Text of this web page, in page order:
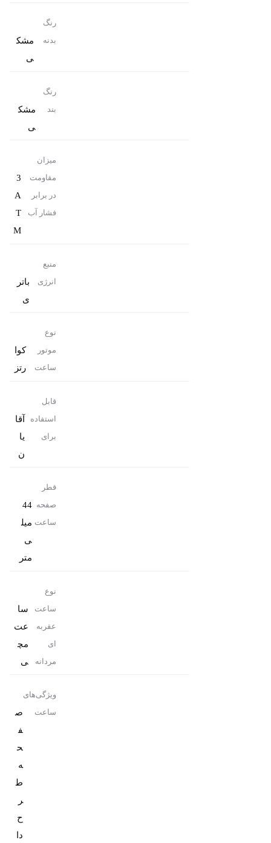
رنگ
بدنه
مشک
ی
رنگ
بند
مشک
ی
میزان
مقاومت
در برابر
فشار آب
3
A
T
M
منبع
انرژی
باتر
ی
نوع
موتور
ساعت
کوا
رتز
قابل
استفاده
برای
آقا
یا
ن
قطر
صفحه
ساعت
44
میل
ی
متر
نوع
ساعت
عقربه
ای
مردانه
سا
عت
مچ
ی
ویژگی‌های
ساعت
ص
ف
ح
ه
ط
ر
ح‌
دا